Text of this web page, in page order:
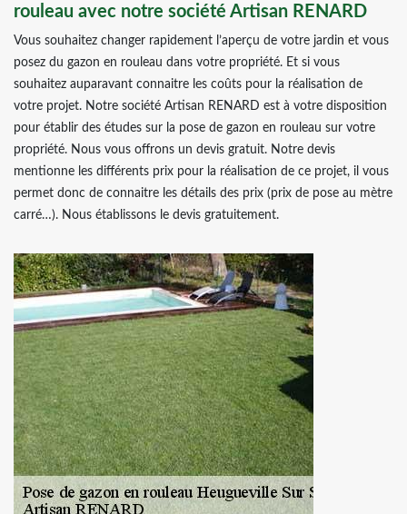
rouleau avec notre société Artisan RENARD
Vous souhaitez changer rapidement l’aperçu de votre jardin et vous
posez du gazon en rouleau dans votre propriété. Et si vous
souhaitez auparavant connaitre les coûts pour la réalisation de
votre projet. Notre société Artisan RENARD est à votre disposition
pour établir des études sur la pose de gazon en rouleau sur votre
propriété. Nous vous offrons un devis gratuit. Notre devis
mentionne les différents prix pour la réalisation de ce projet, il vous
permet donc de connaitre les détails des prix (prix de pose au mètre
carré…). Nous établissons le devis gratuitement.